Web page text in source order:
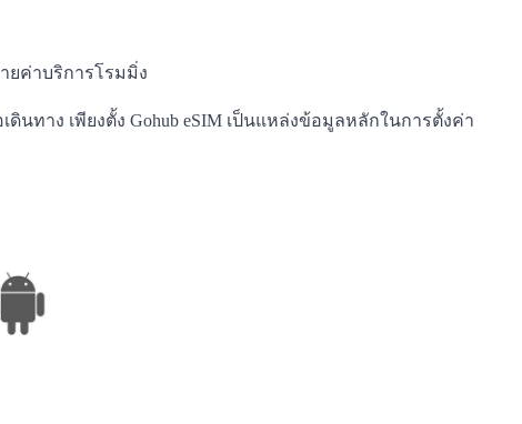
ยค่าบริการโรมมิ่ง
ทาง เพียงตั้ง Gohub eSIM เป็นแหล่งข้อมูลหลักในการตั้งค่า